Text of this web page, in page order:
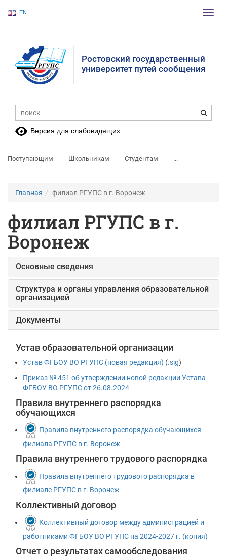
EN
Ростовский государственный
университет путей сообщения
Версия для слабовидящих
Поступающим Школьникам Студентам ...
Главная филиал РГУПС в г. Воронеж
филиал РГУПС в г.
Воронеж
Основные сведения
Структура и органы управления образовательной
организацией
Документы
Устав образовательной организации
Устав ФГБОУ ВО РГУПС (новая редакция) (.sig)
Приказ № 451 об утверждении новой редакции Устава
ФГБОУ ВО РГУПС от 26.08.2024
Правила внутреннего распорядка
обучающихся
Правила внутреннего распорядка обучающихся
филиала РГУПС в г. Воронеж
Правила внутреннего трудового распорядка
Правила внутреннего трудового распорядка в
филиале РГУПС в г. Воронеж
Коллективный договор
Коллективный договор между администрацией и
работниками ФГБОУ ВО РГУПС на 2024-2027 г. (копия)
Отчет о результатах самообследования